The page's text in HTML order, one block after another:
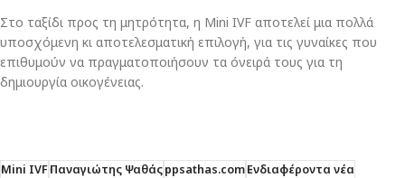
Στο ταξίδι προς τη μητρότητα, η Mini IVF αποτελεί μια πολλά
υποσχόμενη κι αποτελεσματική επιλογή, για τις γυναίκες που
επιθυμούν να πραγματοποιήσουν τα όνειρά τους για τη
δημιουργία οικογένειας.
Mini IVFΠαναγιώτης Ψαθάςppsathas.comΕνδιαφέροντα νέα